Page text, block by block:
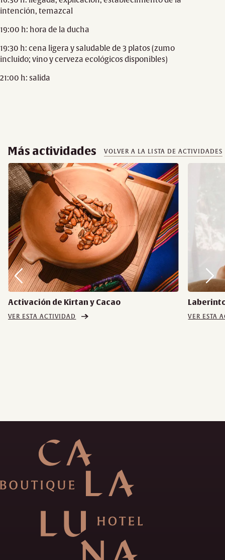
intención, temazcal
19:00 h: hora de la ducha
19:30 h: cena ligera y saludable de 3 platos (zumo
incluido; vino y cerveza ecológicos disponibles)
21:00 h: salida
Más actividades VOLVER A LA LISTA DE ACTIVIDADES
Activación de Kirtan y Cacao
VER ESTA ACTIVIDAD VER ESTA